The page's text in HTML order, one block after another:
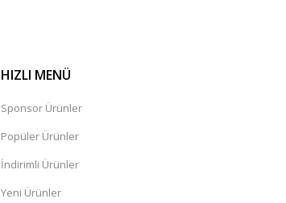
HIZLI MENÜ
Sponsor Ürünler
Popüler Ürünler
İndirimli Ürünler
Yeni Ürünler